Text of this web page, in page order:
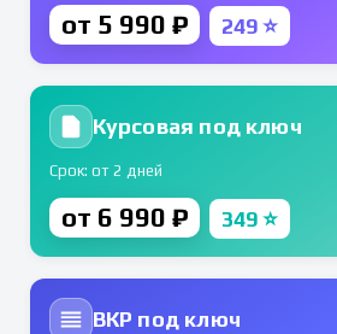
от 5 990 ₽ 249 ⭐
Курсовая под ключ
Срок: от 2 дней
от 6 990 ₽ 349 ⭐
ВКР под ключ